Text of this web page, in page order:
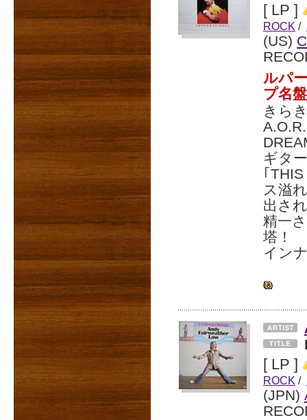
[ LP ]
ROCK /
(US)
ルパ
プ名
きら
ギタ
｢
ス溢
出さ
精一
塔！
イン
[ LP ]
ROCK /
(JPN)